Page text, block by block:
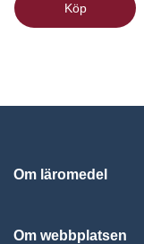
Köp
Om läromedel
Om webbplatsen